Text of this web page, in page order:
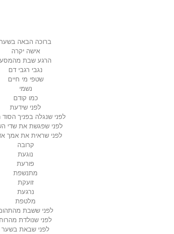
ברוכה הבאה בשער
אישה יקרה
הרגע שבת מהמסע
נגבי רגבי דם
שטפי מי חיים
נשמי
כמו קודם
לפני שידעת
לפני שנגלה בפניך הסוד
לפני שפגשת את שדי
לפני שראית את אמך
קרובה
נוגעת
פורעת
מתנשפת
זועקת
נרגעת
מלטפת
לפני ששבת
לפני שנולדת מהרוח
לפני שבאת בשער